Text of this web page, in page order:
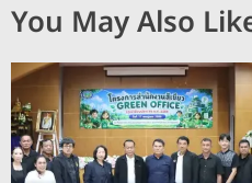
You May Also